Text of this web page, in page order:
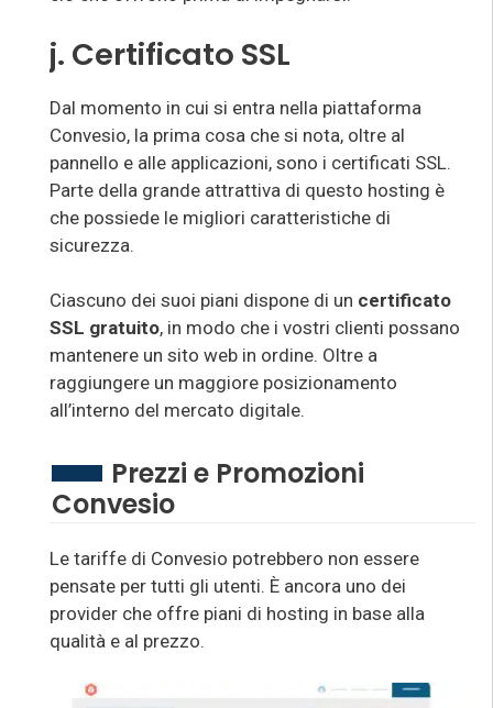
j. Certificato SSL
Dal momento in cui si entra nella piattaforma
Convesio, la prima cosa che si nota, oltre al
pannello e alle applicazioni, sono i certificati SSL.
Parte della grande attrattiva di questo hosting è
che possiede le migliori caratteristiche di
sicurezza.
Ciascuno dei suoi piani dispone di un certificato
SSL gratuito, in modo che i vostri clienti possano
mantenere un sito web in ordine. Oltre a
raggiungere un maggiore posizionamento
all’interno del mercato digitale.
Prezzi e Promozioni
Convesio
Le tariffe di Convesio potrebbero non essere
pensate per tutti gli utenti. È ancora uno dei
provider che offre piani di hosting in base alla
qualità e al prezzo.